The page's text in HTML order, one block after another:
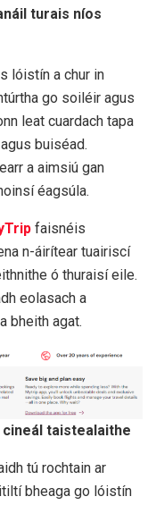
turais níos
lóistín a chur in
go soiléir agus
leat cuardach tapa
buiséad.
a aimsiú gan
éagsúla.
faisnéis
n-áirítear tuairiscí
ó thuraisí eile.
eolasach a
bheith agat.
cineál taistealaithe
tú rochtain ar
bheaga go lóistín